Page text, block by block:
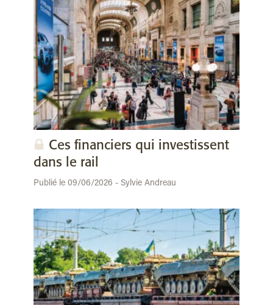
Ces financiers qui investissent
dans le rail
Publié le 09/06/2026 - Sylvie Andreau